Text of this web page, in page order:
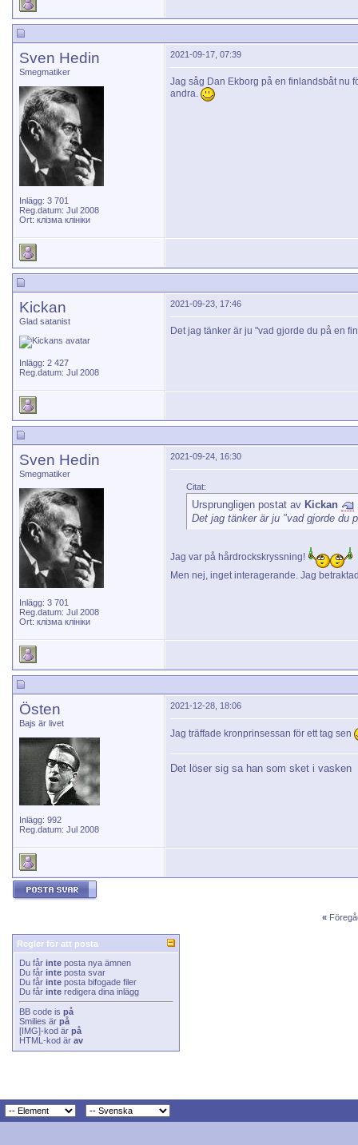
Sven Hedin
Smegmatiker
Inlägg: 3 701
Reg.datum: Jul 2008
Ort: клізма клініки
2021-09-17, 07:39
Jag såg Dan Ekborg på en finlandsbåt nu
andra.
Kickan
Glad satanist
Inlägg: 2 427
Reg.datum: Jul 2008
2021-09-23, 17:46
Det jag tänker är ju "vad gjorde du på en
Sven Hedin
Smegmatiker
Inlägg: 3 701
Reg.datum: Jul 2008
Ort: клізма клініки
2021-09-24, 16:30
Citat:
Ursprungligen postat av Kickan
Det jag tänker är ju "vad gjorde du
Jag var på hårdrockskryssning!
Men nej, inget interagerande. Jag
Östen
Bajs är livet
Inlägg: 992
Reg.datum: Jul 2008
2021-12-28, 18:06
Jag träffade kronprinsessan för ett tag sen
Det löser sig sa han som sket i vasken
«
Regler för att posta
Du får inte posta nya ämnen
Du får inte posta svar
Du får inte posta bifogade filer
Du får inte redigera dina inlägg
BB code is på
Smilies är på
[IMG]-kod är på
HTML-kod är av